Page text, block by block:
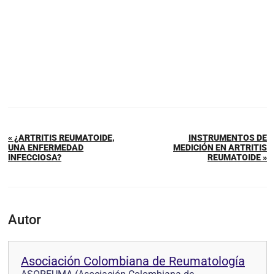
« ¿ARTRITIS REUMATOIDE,
UNA ENFERMEDAD
INFECCIOSA?
INSTRUMENTOS DE
MEDICIÓN EN ARTRITIS
REUMATOIDE »
Autor
Asociación Colombiana de Reumatología